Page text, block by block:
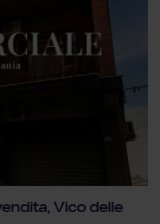
Vico delle